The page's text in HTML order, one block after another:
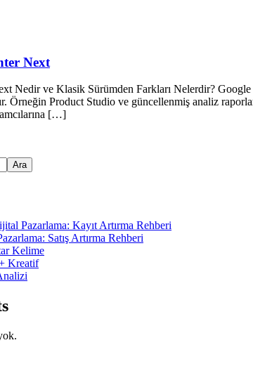
Next
Nedir ve Klasik Sürümden Farkları Nelerdir?
Örneğin Product Studio ve güncellenmiş analiz
[…]
Ara
Pazarlama: Kayıt Artırma Rehberi
Satış Artırma Rehberi
Kelime
Kreatif